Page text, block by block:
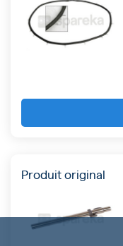
Produit original